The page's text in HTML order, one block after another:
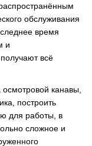
обслуживания
время
и
всё
канавы,
построить
для работы, в
сложное и